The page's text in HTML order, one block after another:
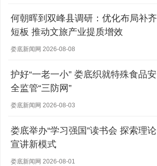
何朝晖到双峰县调研：优化布局补齐
短板 推动文旅产业提质增效
娄底新闻网 2026-08-08
护好“一老一小” 娄底织就特殊食品安
全监管“三防网”
娄底新闻网 2026-08-03
娄底举办“学习强国”读书会 探索理论
宣讲新模式
娄底新闻网 2026-08-01